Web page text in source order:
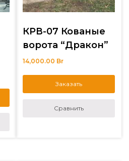
КРВ-07 Кованые
ворота “Дракон”
14,000.00 Br
Заказать
Сравнить